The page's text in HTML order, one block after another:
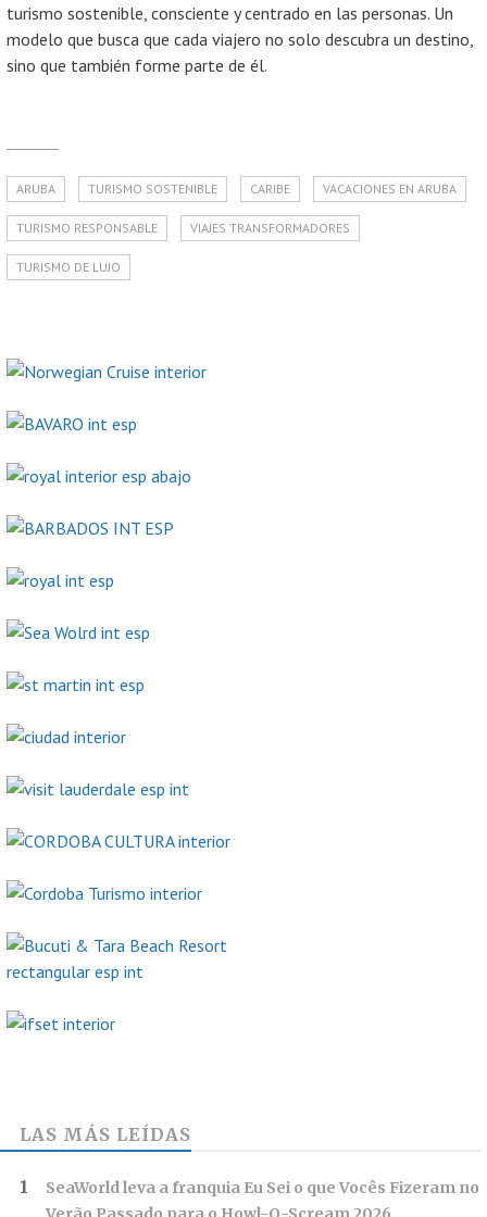
turismo sostenible, consciente y centrado en las personas. Un
modelo que busca que cada viajero no solo descubra un destino,
sino que también forme parte de él.
ARUBA TURISMO SOSTENIBLE CARIBE VACACIONES EN ARUBA
TURISMO RESPONSABLE VIAJES TRANSFORMADORES
TURISMO DE LUJO
LAS MÁS LEÍDAS
SeaWorld leva a franquia Eu Sei o que Vocês Fizeram no